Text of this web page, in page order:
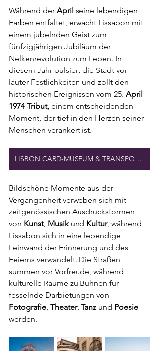
Während der April seine lebendigen
Farben entfaltet, erwacht Lissabon mit
einem jubelnden Geist zum
fünfzigjährigen Jubiläum der
Nelkenrevolution zum Leben. In
diesem Jahr pulsiert die Stadt vor
lauter Festlichkeiten und zollt den
historischen Ereignissen vom 25. April
1974 Tribut, einem entscheidenden
Moment, der tief in den Herzen seiner
Menschen verankert ist.
LISBON CARD-MUSEUM & TRANSPORT-RABATTE
Bildschöne Momente aus der
Vergangenheit verweben sich mit
zeitgenössischen Ausdrucksformen
von Kunst, Musik und Kultur, während
Lissabon sich in eine lebendige
Leinwand der Erinnerung und des
Feierns verwandelt. Die Straßen
summen vor Vorfreude, während
kulturelle Räume zu Bühnen für
fesselnde Darbietungen von
Fotografie, Theater, Tanz und Poesie
werden.